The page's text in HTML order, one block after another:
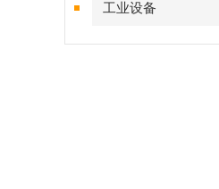
工业设备